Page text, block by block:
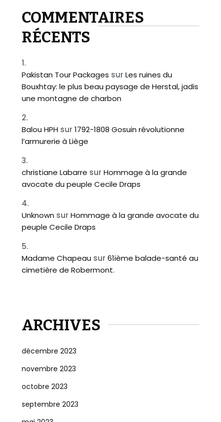
COMMENTAIRES
RÉCENTS
Pakistan Tour Packages sur Les ruines du
Bouxhtay: le plus beau paysage de Herstal, jadis
une montagne de charbon
Balou HPH sur 1792-1808 Gosuin révolutionne
l’armurerie à Liège
christiane Labarre sur Hommage à la grande
avocate du peuple Cecile Draps
Unknown sur Hommage à la grande avocate du
peuple Cecile Draps
Madame Chapeau sur 61ième balade-santé au
cimetière de Robermont.
ARCHIVES
décembre 2023
novembre 2023
octobre 2023
septembre 2023